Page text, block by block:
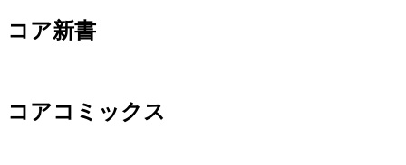
コア新書
コアコミックス